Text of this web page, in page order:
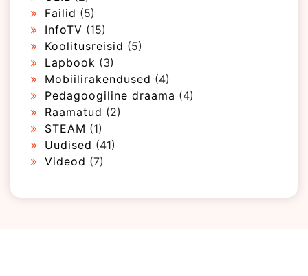
Failid (5)
InfoTV (15)
Koolitusreisid (5)
Lapbook (3)
Mobiilirakendused (4)
Pedagoogiline draama (4)
Raamatud (2)
STEAM (1)
Uudised (41)
Videod (7)